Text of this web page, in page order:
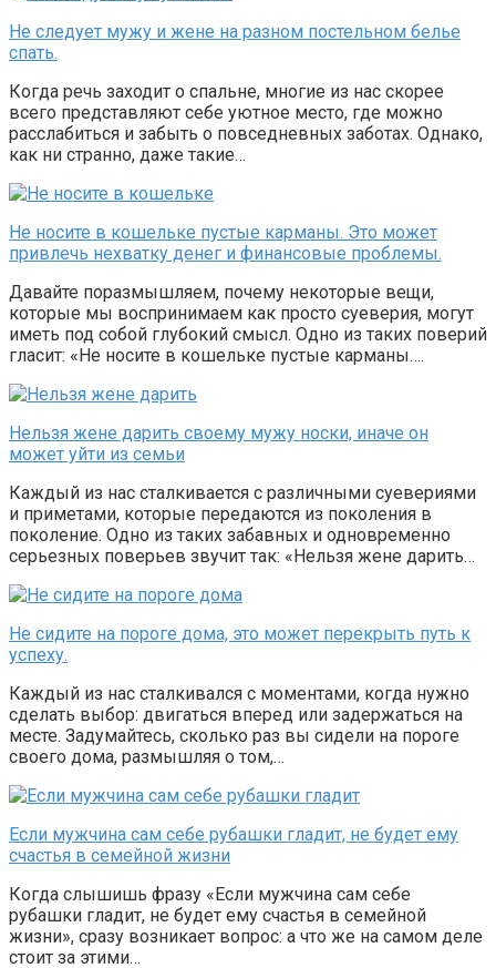
Не следует мужу и жене на разном постельном белье
спать.
Когда речь заходит о спальне, многие из нас скорее
всего представляют себе уютное место, где можно
расслабиться и забыть о повседневных заботах. Однако,
как ни странно, даже такие…
Не носите в кошельке пустые карманы. Это может
привлечь нехватку денег и финансовые проблемы.
Давайте поразмышляем, почему некоторые вещи,
которые мы воспринимаем как просто суеверия, могут
иметь под собой глубокий смысл. Одно из таких поверий
гласит: «Не носите в кошельке пустые карманы….
Нельзя жене дарить своему мужу носки, иначе он
может уйти из семьи
Каждый из нас сталкивается с различными суевериями
и приметами, которые передаются из поколения в
поколение. Одно из таких забавных и одновременно
серьезных поверьев звучит так: «Нельзя жене дарить…
Не сидите на пороге дома, это может перекрыть путь к
успеху.
Каждый из нас сталкивался с моментами, когда нужно
сделать выбор: двигаться вперед или задержаться на
месте. Задумайтесь, сколько раз вы сидели на пороге
своего дома, размышляя о том,…
Если мужчина сам себе рубашки гладит, не будет ему
счастья в семейной жизни
Когда слышишь фразу «Если мужчина сам себе
рубашки гладит, не будет ему счастья в семейной
жизни», сразу возникает вопрос: а что же на самом деле
стоит за этими…